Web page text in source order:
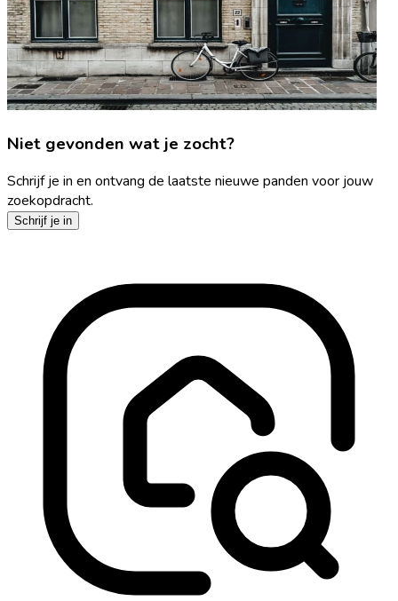
Niet gevonden wat je zocht?
Schrijf je in en ontvang de laatste nieuwe panden voor jouw
zoekopdracht.
Schrijf je in